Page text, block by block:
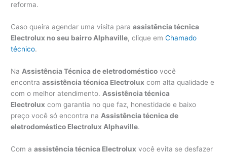
reforma.
Caso queira agendar uma visita paraassistência técnica
Electrolux no seu bairro Alphaville, clique emChamado
técnico.
Na Assistência Técnica de eletrodoméstico você
encontraassistência técnica Electrolux com alta qualidade e
com o melhor atendimento. Assistência técnica
Electrolux com garantia no que faz, honestidade e baixo
preço você só encontra na Assistência técnica de
eletrodoméstico Electrolux Alphaville.
Com aassistência técnica Electrolux você evita se desfazer